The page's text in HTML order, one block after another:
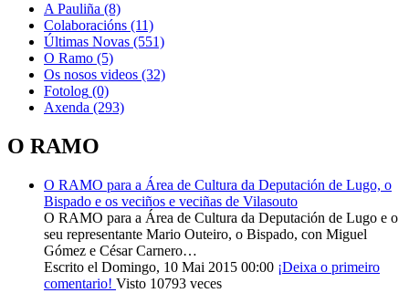
A Pauliña (8)
Colaboracións (11)
Últimas Novas (551)
O Ramo (5)
Os nosos videos (32)
Fotolog (0)
Axenda (293)
O RAMO
O RAMO para a Área de Cultura da Deputación de Lugo, o
Bispado e os veciños e veciñas de Vilasouto
O RAMO para a Área de Cultura da Deputación de Lugo e o
seu representante Mario Outeiro, o Bispado, con Miguel
Gómez e César Carnero…
Escrito el Domingo, 10 Mai 2015 00:00 ¡Deixa o primeiro
comentario! Visto 10793 veces